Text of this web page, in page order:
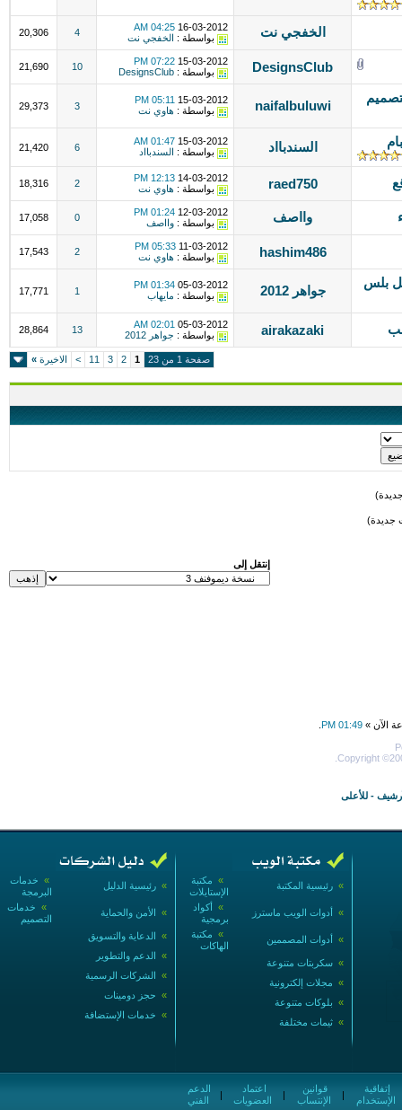
الخفجي نت 16-03-2012
04:25 AM
بواسطة :
الخفجي نت 4
20,306
DesignsClub
15-03-2012
07:22 PM
بواسطة : DesignsClub
10
21,690
naifalbuluwi
15-03-2012
05:11 PM
بواسطة : هاوي نت 3
29,373
السندبااد 15-03-2012
01:47 AM
بواسطة :
السندبااد 6
21,420
raed750
14-03-2012
12:13 PM
بواسطة : هاوي نت 2
18,316
وااصف 12-03-2012
01:24 PM
بواسطة : وااصف 0
17,058
hashim486
11-03-2012
05:33 PM
بواسطة : هاوي نت 2
17,543
بلس
جواهر 2012 05-03-2012
01:34 PM
بواسطة : مايهاب 1
17,771
airakazaki
05-03-2012
02:01 AM
بواسطة : جواهر 2012 13
28,864
صفحة 1 من 23 1
2
3
11
> الاخيرة »
جديدة)
إنتقل إلى
الآن » 01:49 PM
Copyright
- للأعلى
» خدمات
البرمجة
» رئيسية الدليل
» خدمات
التصميم
» الأمن والحماية
» الدعاية والتسويق
» الدعم والتطوير
» الشركات الرسمية
» حجز دومينات
» خدمات الإستضافة
» مكتبة
الإستايلات
» رئيسية المكتبة
» أكواد
برمجية
» أدوات الويب ماسترز
» مكتبة
الهاكات
» أدوات المصممين
» سكربتات متنوعة
» مجلات إلكترونية
» بلوكات متنوعة
» ثيمات مختلفة
الفني
|
العضويات
|
الإنتساب
|
الإستخدام